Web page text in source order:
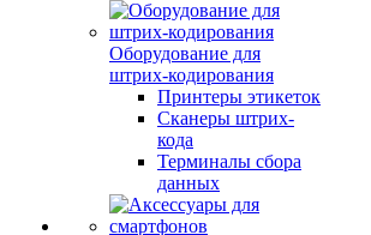
Оборудование для
штрих-кодирования
Принтеры этикеток
Сканеры штрих-
кода
Терминалы сбора
данных